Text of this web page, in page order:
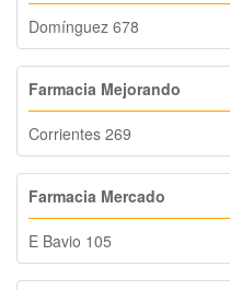
Domínguez 678
Farmacia Mejorando
Corrientes 269
Farmacia Mercado
E Bavio 105